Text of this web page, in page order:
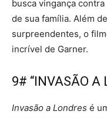
busca vingança
de sua família. Além
surpreendentes, o
incrível de Garner.
9# “INVASÃO A
Invasão a Londres é